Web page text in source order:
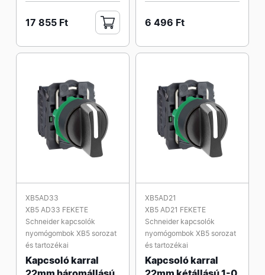
17 855 Ft 6 496 Ft
XB5AD33
XB5 AD33 FEKETE
Schneider kapcsolók
nyomógombok XB5 sorozat
és tartozékai
Kapcsoló karral
XB5AD21
XB5 AD21 FEKETE
Schneider kapcsolók
nyomógombok XB5 sorozat
és tartozékai
Kapcsoló karral